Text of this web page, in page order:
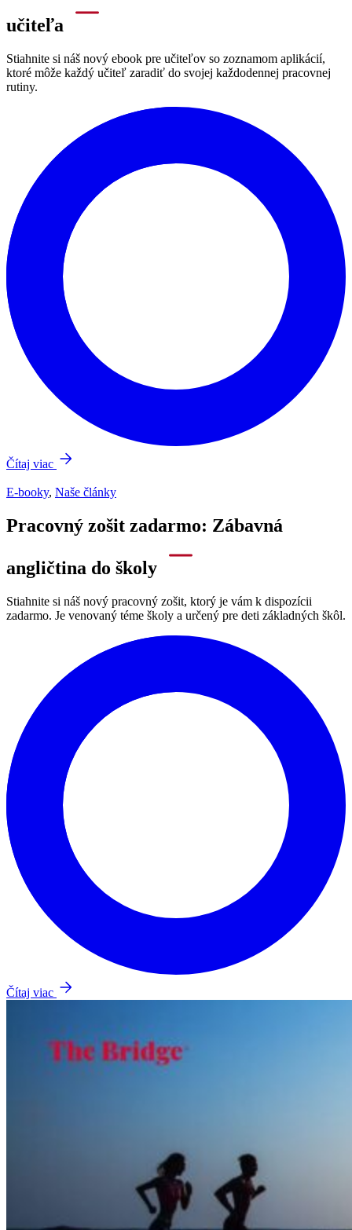
učiteľa
Stiahnite si náš nový ebook pre učiteľov so zoznamom aplikácií,
ktoré môže každý učiteľ zaradiť do svojej každodennej pracovnej
rutiny.
Čítaj viac
E-booky, Naše články
Pracovný zošit zadarmo: Zábavná
angličtina do školy
Stiahnite si náš nový pracovný zošit, ktorý je vám k dispozícii
zadarmo. Je venovaný téme školy a určený pre deti základných škôl.
Čítaj viac